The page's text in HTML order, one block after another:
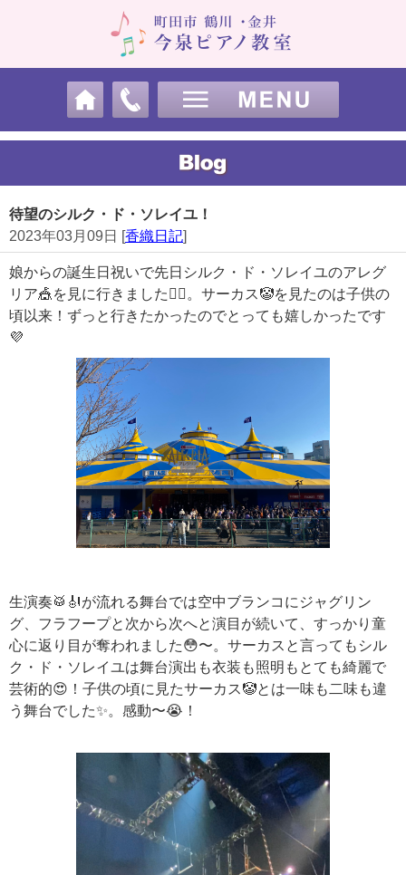
待望のシルク・ド・ソレイユ！
2023年03月09日 [香織日記]
娘からの誕生日祝いで先日シルク・ド・ソレイユのアレグ
リア🎪を見に行きました🧚‍♀️。サーカス🤡を見たのは子供の
頃以来！ずっと行きたかったのでとっても嬉しかったです
💜
生演奏🥁🎻が流れる舞台では空中ブランコにジャグリン
グ、フラフープと次から次へと演目が続いて、すっかり童
心に返り目が奪われました😳〜。サーカスと言ってもシル
ク・ド・ソレイユは舞台演出も衣装も照明もとても綺麗で
芸術的😍！子供の頃に見たサーカス🤡とは一味も二味も違
う舞台でした✨。感動〜😭！